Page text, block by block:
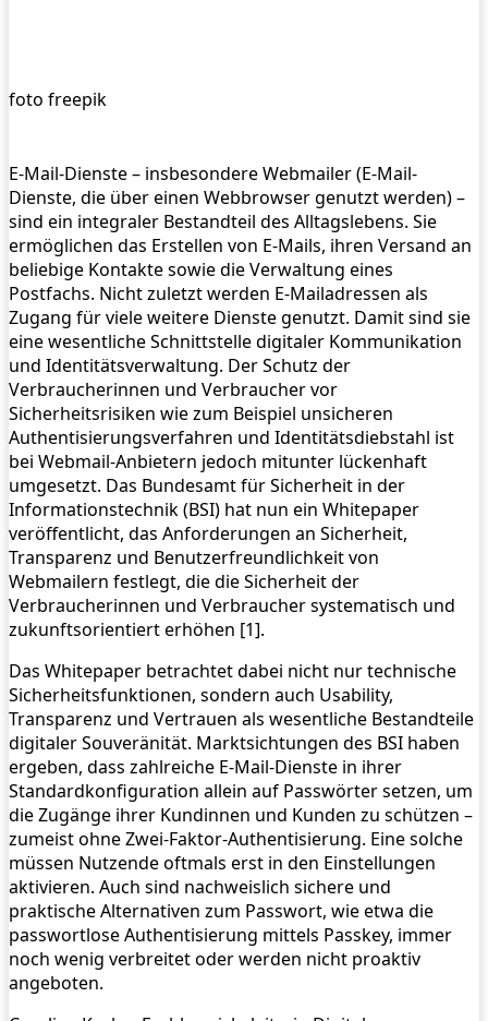
foto freepik
E-Mail-Dienste – insbesondere Webmailer (E-Mail-
Dienste, die über einen Webbrowser genutzt werden) –
sind ein integraler Bestandteil des Alltagslebens. Sie
ermöglichen das Erstellen von E-Mails, ihren Versand an
beliebige Kontakte sowie die Verwaltung eines
Postfachs. Nicht zuletzt werden E-Mailadressen als
Zugang für viele weitere Dienste genutzt. Damit sind sie
eine wesentliche Schnittstelle digitaler Kommunikation
und Identitätsverwaltung. Der Schutz der
Verbraucherinnen und Verbraucher vor
Sicherheitsrisiken wie zum Beispiel unsicheren
Authentisierungsverfahren und Identitätsdiebstahl ist
bei Webmail-Anbietern jedoch mitunter lückenhaft
umgesetzt. Das Bundesamt für Sicherheit in der
Informationstechnik (BSI) hat nun ein Whitepaper
veröffentlicht, das Anforderungen an Sicherheit,
Transparenz und Benutzerfreundlichkeit von
Webmailern festlegt, die die Sicherheit der
Verbraucherinnen und Verbraucher systematisch und
zukunftsorientiert erhöhen [1].
Das Whitepaper betrachtet dabei nicht nur technische
Sicherheitsfunktionen, sondern auch Usability,
Transparenz und Vertrauen als wesentliche Bestandteile
digitaler Souveränität. Marktsichtungen des BSI haben
ergeben, dass zahlreiche E-Mail-Dienste in ihrer
Standardkonfiguration allein auf Passwörter setzen, um
die Zugänge ihrer Kundinnen und Kunden zu schützen –
zumeist ohne Zwei-Faktor-Authentisierung. Eine solche
müssen Nutzende oftmals erst in den Einstellungen
aktivieren. Auch sind nachweislich sichere und
praktische Alternativen zum Passwort, wie etwa die
passwortlose Authentisierung mittels Passkey, immer
noch wenig verbreitet oder werden nicht proaktiv
angeboten.